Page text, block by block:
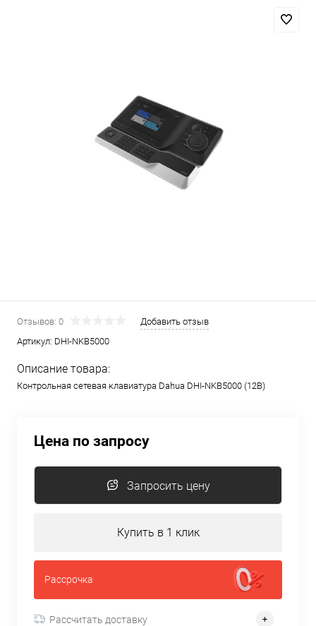
Отзывов: 0
Добавить отзыв
Артикул: DHI-NKB5000
Описание товара:
Контрольная сетевая клавиатура Dahua DHI-NKB5000 (12В)
Цена по запросу
Запросить цену
Купить в 1 клик
Рассрочка
Рассчитать доставку